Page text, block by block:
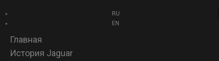
RU
EN
Главная
История Jaguar